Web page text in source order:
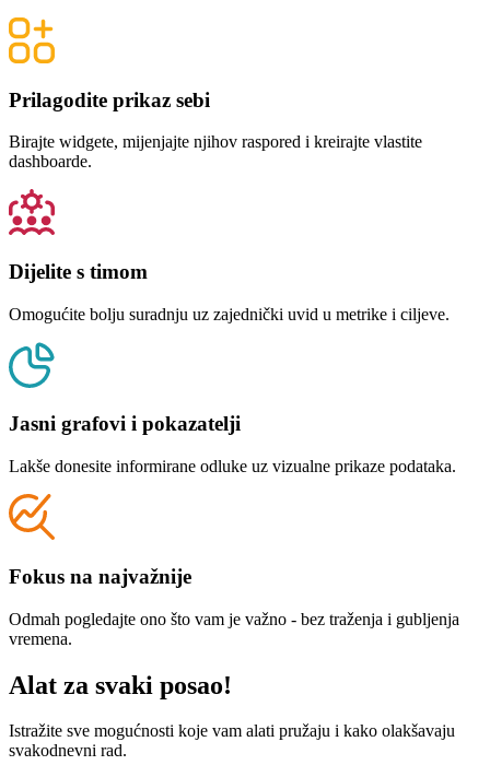
Prilagodite prikaz sebi
Birajte widgete, mijenjajte njihov raspored i kreirajte vlastite
dashboarde.
Dijelite s timom
Omogućite bolju suradnju uz zajednički uvid u metrike i ciljeve.
Jasni grafovi i pokazatelji
Lakše donesite informirane odluke uz vizualne prikaze podataka.
Fokus na najvažnije
Odmah pogledajte ono što vam je važno - bez traženja i gubljenja
vremena.
Alat za svaki posao!
Istražite sve mogućnosti koje vam alati pružaju i kako olakšavaju
svakodnevni rad.